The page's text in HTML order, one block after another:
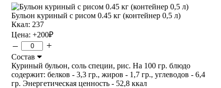
Бульон куриный с рисом 0.45 кг (контейнер 0,5 л)
Ккал: 237
Цена: +200₽
– +
Состав
Куриный бульон, соль специи, рис. На 100 гр. блюдо
содержит: белков - 3,3 гр., жиров - 1,7 гр., углеводов - 6,4
гр. Энергетическая ценность - 52,8 ккал